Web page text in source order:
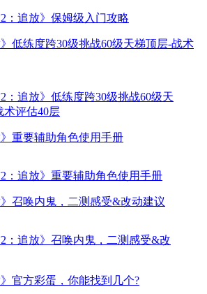
》低练度跨30级挑战60级天梯顶层-战术
》重要辅助角色使用手册
》召唤内鬼，二测感受&改动建议
》官方彩蛋，你能找到几个?